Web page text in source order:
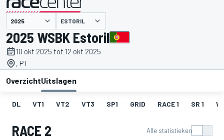
gepresenteerd door ESTORIL
2025 WSBK Estoril
10 okt 2025 tot 12 okt 2025
, PT
OverzichtUitslagen
DL VT1 VT2 VT3 SP1 GRID RACE 1 SR 1 W
RACE 2 Alle statistieken